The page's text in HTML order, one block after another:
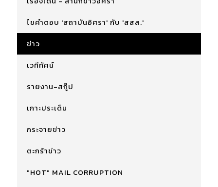
ไขคำตอบ 'สถาบันอิศรา' กับ 'สสส.'
ข่าว
เวทีทัศน์
รายงาน-สกู๊ป
เกาะประเด็น
กระจายข่าว
ตะกร้าข่าว
"HOT" MAIL CORRUPTION